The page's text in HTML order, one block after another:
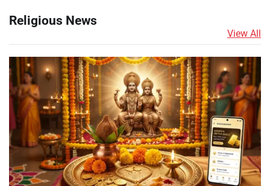
Religious News
View All